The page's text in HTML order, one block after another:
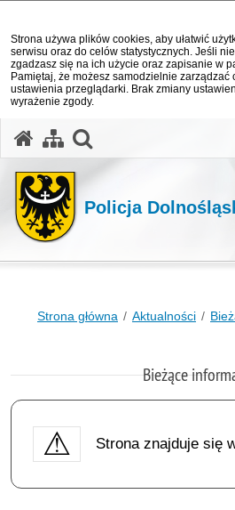
Strona używa plików cookies, aby ułatwić
serwisu oraz do celów statystycznych. Jeśli
zgadzasz się na ich użycie oraz zapisanie w
Pamiętaj, że możesz samodzielnie zarządzać
ustawienia przeglądarki. Brak zmiany
wyrażenie zgody.
Policja
Strona główna Aktualności
Bieżące
Strona znajduje się